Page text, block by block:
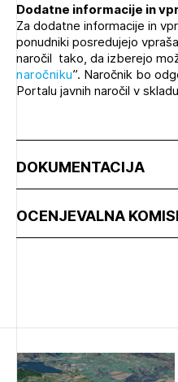
PRIJAVITE SE
Dodatne informacije in
Za dodatne informacije in
ponudniki posredujejo
naročil tako, da izberejo
naročniku”. Naročnik bo
Portalu javnih naročil v
DOKUMENTACIJA
OCENJEVALNA